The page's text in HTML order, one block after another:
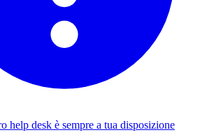
help desk è sempre a tua disposizione